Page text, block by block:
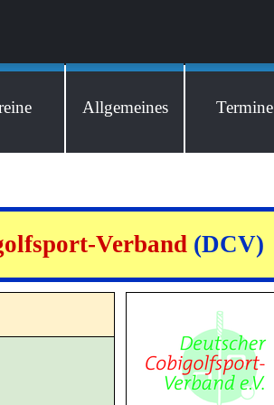
überspringen
Allgemeines Termine
Verband(DCV)